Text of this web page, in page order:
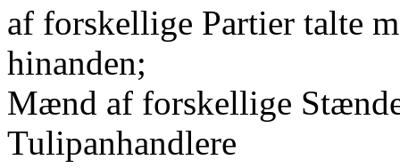
af forskellige Partier talte
hinanden;
Mænd af forskellige
Tulipanhandlere